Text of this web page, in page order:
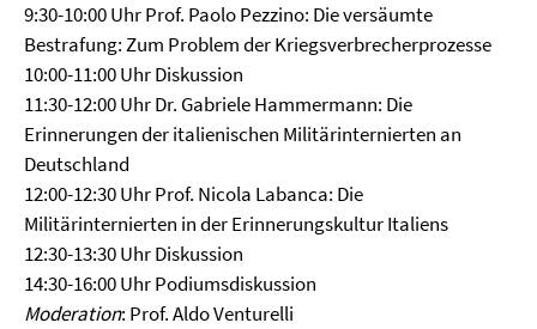
9:30-10:00 Uhr Prof. Paolo Pezzino: Die versäumte
Bestrafung: Zum Problem der Kriegsverbrecherprozesse
10:00-11:00 Uhr Diskussion
11:30-12:00 Uhr Dr. Gabriele Hammermann: Die
Erinnerungen der italienischen Militärinternierten an
Deutschland
12:00-12:30 Uhr Prof. Nicola Labanca: Die
Militärinternierten in der Erinnerungskultur Italiens
12:30-13:30 Uhr Diskussion
14:30-16:00 Uhr Podiumsdiskussion
Moderation: Prof. Aldo Venturelli